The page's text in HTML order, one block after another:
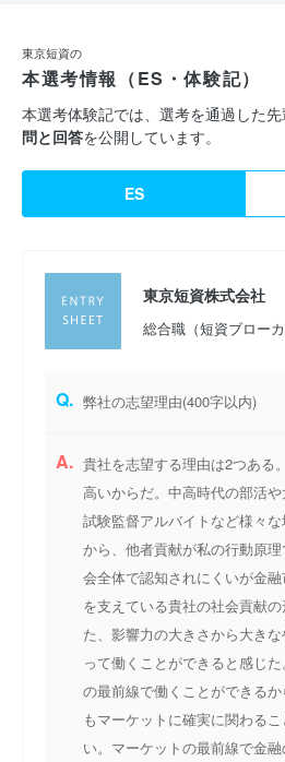
東京短資の
本選考情報（ES・体験記）
本選考体験記では、選考を通過した
問と回答を公開しています。
ES
東京短資株式会社
総合職（短資ブローカ
Q. 弊社の志望理由(400字以内)
A. 貴社を志望する理由は2つある
高いからだ。中高時代の部活や
試験監督アルバイトなど様々
から、他者貢献が私の行動原
会全体で認知されにくいが金
を支えている貴社の社会貢献
た、影響力の大きさから大き
って働くことができると感じ
の最前線で働くことができる
もマーケットに確実に関わる
い。マーケットの最前線で金